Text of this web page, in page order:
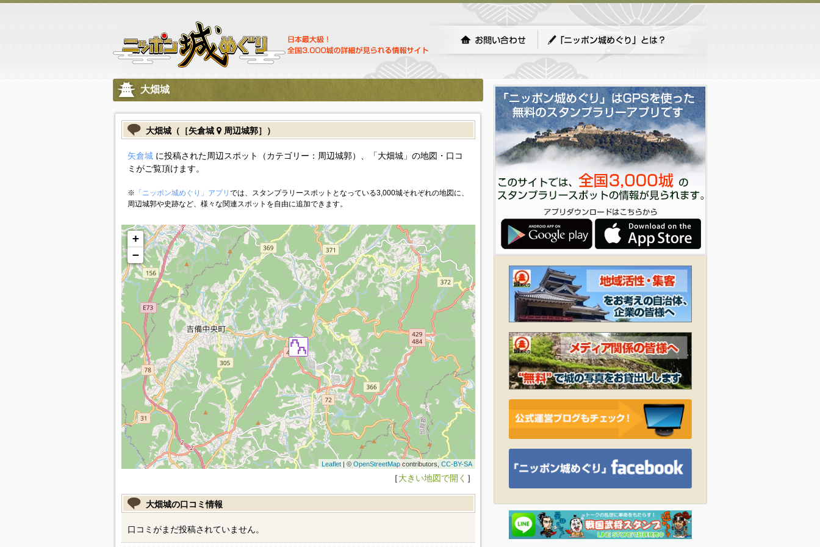
大畑城
大畑城（［矢倉城 周辺城郭］）
矢倉城に投稿された周辺スポット（カテゴリー：周辺城郭）、「大畑城」の地図・口コ
ミがご覧頂けます。
※ 「ニッポン城めぐり」アプリ では、スタンプラリースポットとなっている3,000城それぞれの地図に、
周辺城郭や史跡など、様々な関連スポットを自由に追加できます。
+
−
Leaflet| © OpenStreetMapcontributors, CC-BY-SA
［大きい地図で開く ］
大畑城の口コミ情報
口コミがまだ投稿されていません。